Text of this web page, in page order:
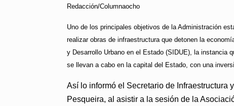
Redacción/Columnaocho
Uno de los principales objetivos de la Administración
realizar obras de infraestructura que detonen la
y Desarrollo Urbano en el Estado (SIDUE), la instancia
se llevan a cabo en la capital del Estado, con una
Así lo informó el Secretario de Infraestructura
Pesqueira, al asistir a la sesión de la